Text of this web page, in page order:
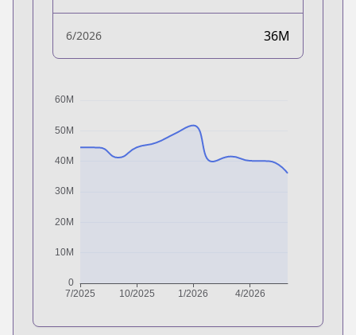
6/2026 36M